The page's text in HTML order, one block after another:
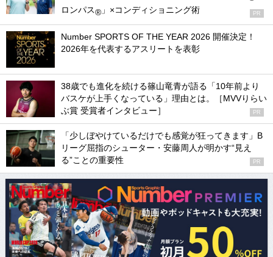
ロンパス® 」×コンディショニング術 PR
Number SPORTS OF THE YEAR 2026 開催決定！
2026年を代表するアスリートを表彰
38歳でも進化を続ける篠山竜青が語る「10年前より
バスケが上手くなっている」理由とは。［MVVりらい
ぶ賞 受賞者インタビュー］
PR
「少しぼやけているだけでも感覚が狂ってきます」B
リーグ屈指のシューター・安藤周人が明かす“見え
る”ことの重要性
PR